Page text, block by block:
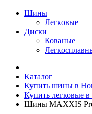
Шины
Легковые
Диски
Кованые
Каталог
Купить шины в
Купить легковые
Шины MAXXIS